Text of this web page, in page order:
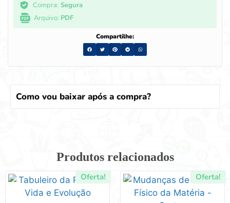
Compra: Segura
Arquivo: PDF
Compartilhe:
Como vou baixar após a compra?
Produtos relacionados
Oferta! Oferta!